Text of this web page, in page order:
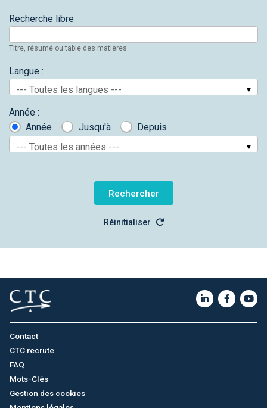
Recherche libre
Titre, résumé ou table des matières
Langue :
--- Toutes les langues ---
Année :
Année
Jusqu'à
Depuis
--- Toutes les années ---
Réinitialiser
Contact
CTC recrute
FAQ
Mots-Clés
Gestion des cookies